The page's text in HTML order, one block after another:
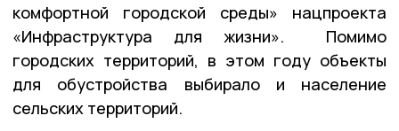
комфортной городской среды» нацпроекта
«Инфраструктура для жизни». Помимо
городских территорий, в этом году объекты
для обустройства выбирало и население
сельских территорий.